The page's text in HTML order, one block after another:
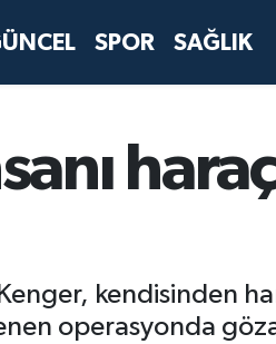
SPOR SAĞLIK
kendisinden
operasyonda